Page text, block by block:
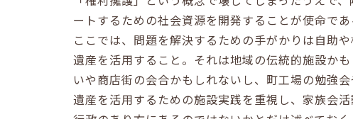
ートするための社会資源を開発することが使命で
ここでは、問題を解決するための手がかりは自助
遺産を活用すること。それは地域の伝統的施設か
いや商店街の会合かもしれないし、町工場の勉強
遺産を活用するための施設実践を重視し、家族会